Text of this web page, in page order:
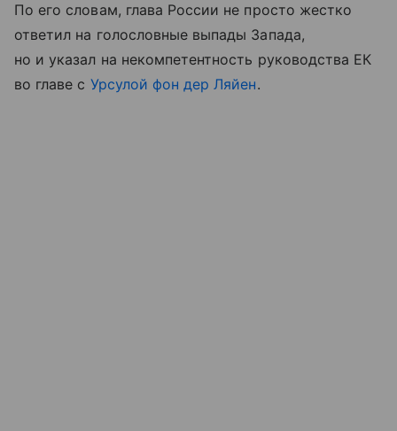
По его словам, глава России не просто жестко
ответил на голословные выпады Запада,
но и указал на некомпетентность руководства ЕК
во главе с Урсулой фон дер Ляйен.